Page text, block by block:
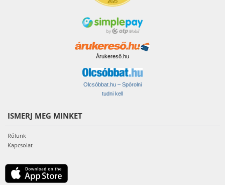
Árukereső.hu
Olcsóbbat.hu – Spórolni
tudni kell
ISMERJ MEG MINKET
Rólunk
Kapcsolat